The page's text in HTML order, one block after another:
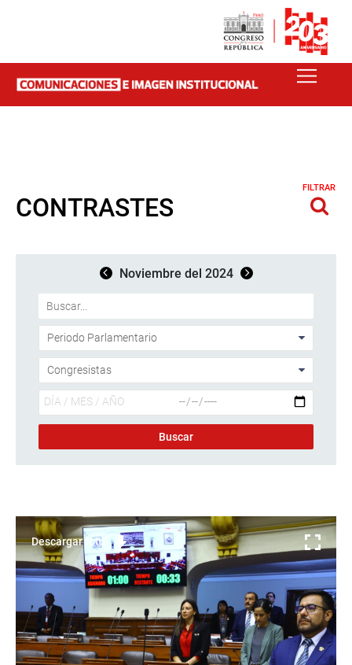
CONTRASTES
FILTRAR
Noviembre del 2024
Descargar foto